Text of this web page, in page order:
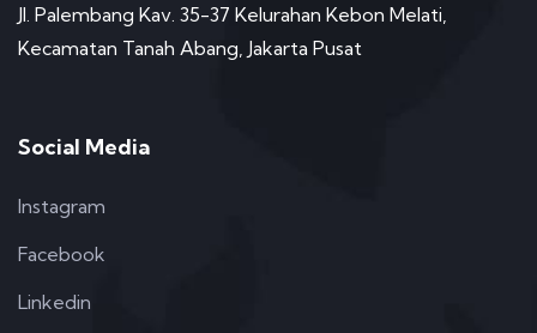
Jl. Palembang Kav. 35-37 Kelurahan Kebon Melati,
Kecamatan Tanah Abang, Jakarta Pusat
Social Media
Instagram
Facebook
Linkedin